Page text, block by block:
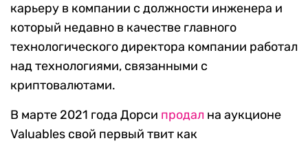
карьеру в компании с должности инженера и
который недавно в качестве главного
технологического директора компании работал
над технологиями, связанными с
криптовалютами.
В марте 2021 года Дорси продал на аукционе
Valuables свой первый твит как